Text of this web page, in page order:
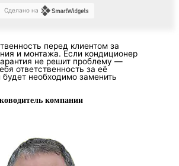
Сделано на
перед клиентом за
и монтажа. Если кондиционер
не решит проблему —
ответственность за её
необходимо заменить
компании